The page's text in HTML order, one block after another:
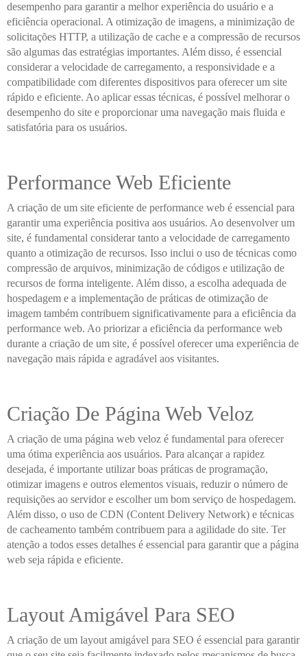
desempenho para garantir a melhor experiência do usuário e a
eficiência operacional. A otimização de imagens, a minimização de
solicitações HTTP, a utilização de cache e a compressão de recursos
são algumas das estratégias importantes. Além disso, é essencial
considerar a velocidade de carregamento, a responsividade e a
compatibilidade com diferentes dispositivos para oferecer um site
rápido e eficiente. Ao aplicar essas técnicas, é possível melhorar o
desempenho do site e proporcionar uma navegação mais fluida e
satisfatória para os usuários.
Performance Web Eficiente
A criação de um site eficiente de performance web é essencial para
garantir uma experiência positiva aos usuários. Ao desenvolver um
site, é fundamental considerar tanto a velocidade de carregamento
quanto a otimização de recursos. Isso inclui o uso de técnicas como
compressão de arquivos, minimização de códigos e utilização de
recursos de forma inteligente. Além disso, a escolha adequada de
hospedagem e a implementação de práticas de otimização de
imagem também contribuem significativamente para a eficiência da
performance web. Ao priorizar a eficiência da performance web
durante a criação de um site, é possível oferecer uma experiência de
navegação mais rápida e agradável aos visitantes.
Criação De Página Web Veloz
A criação de uma página web veloz é fundamental para oferecer
uma ótima experiência aos usuários. Para alcançar a rapidez
desejada, é importante utilizar boas práticas de programação,
otimizar imagens e outros elementos visuais, reduzir o número de
requisições ao servidor e escolher um bom serviço de hospedagem.
Além disso, o uso de CDN (Content Delivery Network) e técnicas
de cacheamento também contribuem para a agilidade do site. Ter
atenção a todos esses detalhes é essencial para garantir que a página
web seja rápida e eficiente.
Layout Amigável Para SEO
A criação de um layout amigável para SEO é essencial para garantir